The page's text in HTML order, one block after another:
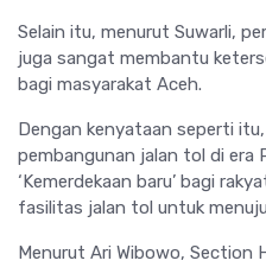
Selain itu, menurut Suwarli,
juga sangat membantu
bagi masyarakat Aceh.
Dengan kenyataan seperti
pembangunan jalan tol di era
‘Kemerdekaan baru’ bagi
fasilitas jalan tol untuk
Menurut Ari Wibowo, Section